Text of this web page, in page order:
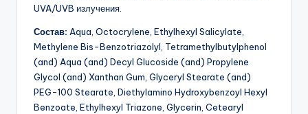
UVA/UVB излучения.
Состав: Aqua, Octocrylene, Ethylhexyl Salicylate,
Methylene Bis-Benzotriazolyl, Tetramethylbutylphenol
(and) Aqua (and) Decyl Glucoside (and) Propylene
Glycol (and) Xanthan Gum, Glyceryl Stearate (and)
PEG-100 Stearate, Diethylamino Hydroxybenzoyl Hexyl
Benzoate, Ethylhexyl Triazone, Glycerin, Cetearyl